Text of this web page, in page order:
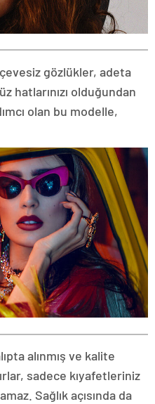
gözlükler, adeta
hatlarınızı olduğundan
olan bu modelle,
alınmış ve kalite
sadece kıyafetleriniz
Sağlık açısında da